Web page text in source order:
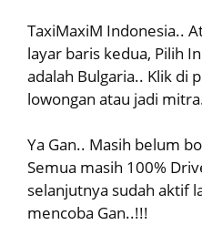
TaxiMaxiM Indonesia..
layar baris kedua, Pilih
adalah Bulgaria.. Klik di
lowongan atau jadi
Ya Gan.. Masih belum
Semua masih 100%
selanjutnya sudah aktif
mencoba Gan..!!!